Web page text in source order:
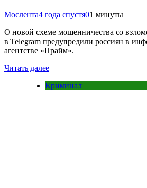
Мослента4 года спустя01 минуты
О новой схеме мошенничества со
в Telegram предупредили россиян в
агентстве «Прайм».
Читать далее
Криминал